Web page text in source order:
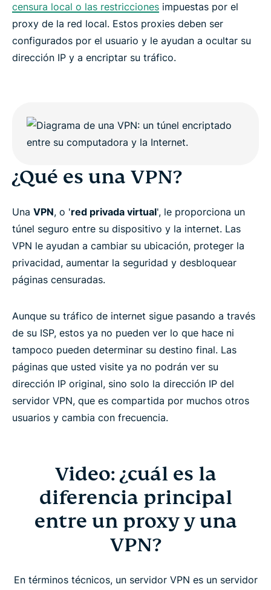
censura local o las restricciones impuestas por el
proxy de la red local. Estos proxies deben ser
configurados por el usuario y le ayudan a ocultar su
dirección IP y a encriptar su tráfico.
¿Qué es una VPN?
Una VPN, o 'red privada virtual', le proporciona un
túnel seguro entre su dispositivo y la internet. Las
VPN le ayudan a cambiar su ubicación, proteger la
privacidad, aumentar la seguridad y desbloquear
páginas censuradas.
Aunque su tráfico de internet sigue pasando a través
de su ISP, estos ya no pueden ver lo que hace ni
tampoco pueden determinar su destino final. Las
páginas que usted visite ya no podrán ver su
dirección IP original, sino solo la dirección IP del
servidor VPN, que es compartida por muchos otros
usuarios y cambia con frecuencia.
Video: ¿cuál es la
diferencia principal
entre un proxy y una
VPN?
En términos técnicos, un servidor VPN es un servidor